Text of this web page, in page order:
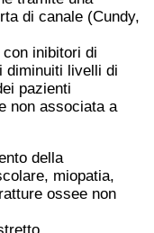
di canale (Cundy,
inibitori di
diminuiti livelli di
pazienti
non associata a
della
miopatia,
ossee non